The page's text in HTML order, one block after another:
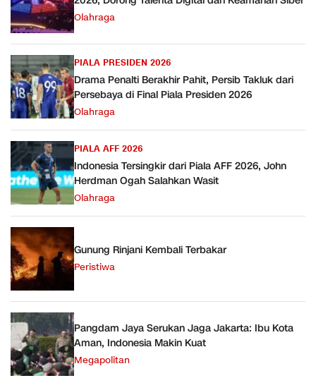
Olahraga
PIALA PRESIDEN 2026
Drama Penalti Berakhir Pahit, Persib Takluk dari
Persebaya di Final Piala Presiden 2026
Olahraga
PIALA AFF 2026
Indonesia Tersingkir dari Piala AFF 2026, John
Herdman Ogah Salahkan Wasit
Olahraga
Gunung Rinjani Kembali Terbakar
Peristiwa
Pangdam Jaya Serukan Jaga Jakarta: Ibu Kota
Aman, Indonesia Makin Kuat
Megapolitan